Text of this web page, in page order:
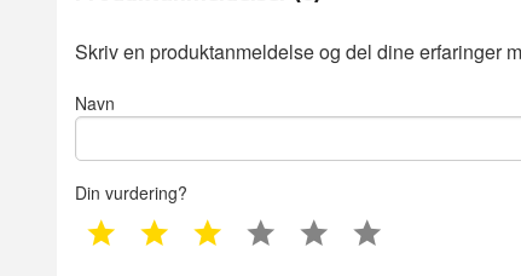
Skriv en produktanmeldelse og del dine erfaringer
Navn
Din vurdering?
1 star 2 star 3 star 4 star 5 star